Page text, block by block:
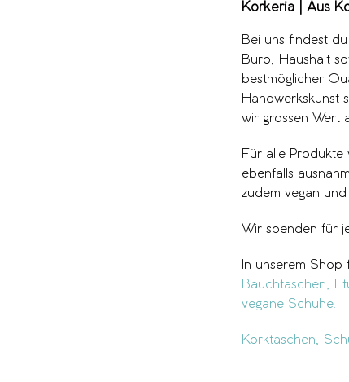
Korkeria | Aus
Bei uns findest
Büro, Haushalt
bestmöglicher
Handwerkskunst
wir grossen Wert
Für alle Produkte
ebenfalls
zudem vegan
Wir spenden für
In unserem Shop
Bauchtaschen,
vegane Schuhe.
Korktaschen,